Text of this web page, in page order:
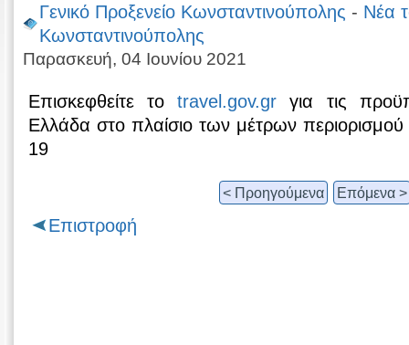
Γενικό Προξενείο Κωνσταντινούπολης - Νέα
Κωνσταντινούπολης
Παρασκευή, 04 Ιουνίου 2021
Επισκεφθείτε τοtravel.gov.gr για τις
Ελλάδα στο πλαίσιο των μέτρων
19
< Προηγούμενα Επόμενα >
Επιστροφή